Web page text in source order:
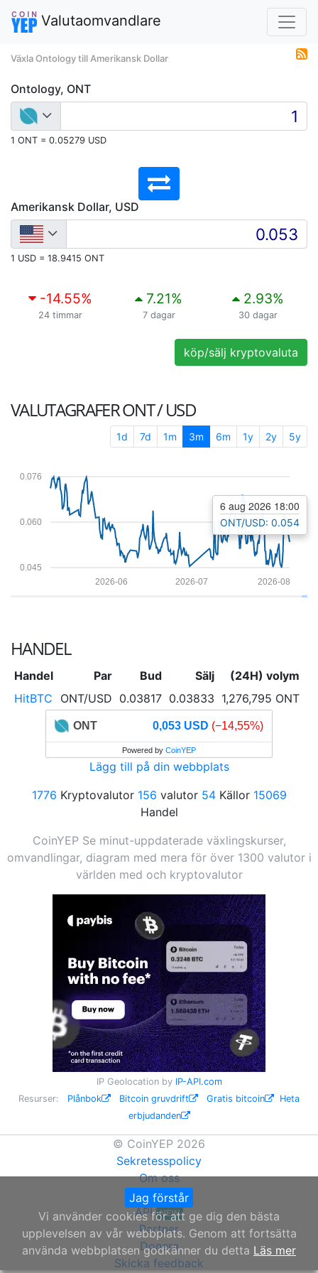
Valutaomvandlare
Växla Ontology till Amerikansk Dollar
Ontology, ONT
1 ONT = 0.05279 USD
Amerikansk Dollar, USD
1 USD = 18.9415 ONT
-14.55%
24 timmar
7.21%
7 dagar
2.93%
30 dagar
köp/sälj kryptovaluta
VALUTAGRAFERONT / USD
1d 7d 1m 3m 6m 1y 2y 5y
0.045
0.060
0.076
2026-08
2026-07
2026-06
6 aug 2026 18:00
ONT/USD: 0.054
HANDEL
Handel Par Bud Sälj (24H) volym
HitBTC
ONT/USD 0.03817 0.03833 1,276,795 ONT
ONT 0,053 USD (−14,55%)
Powered by CoinYEP
Lägg till på din webbplats
1776 Kryptovalutor 156 valutor 54Källor 15069
Handel
CoinYEP Se minut-uppdaterade växlingskurser,
omvandlingar, diagram med mera för över 1300 valutor i
världen med och kryptovalutor
IP Geolocation by IP-API.com
Resurser: Plånbok Bitcoin gruvdrift Gratis bitcoin
Heta
erbjudanden
© CoinYEP 2026
Sekretesspolicy
Om oss
Widget
API NEW
Partner
Donera
Skicka feedback
Jag förstår
Vi använder cookies för att ge dig den bästa
upplevelsen av vår webbplats. Genom att fortsätta
använda webbplatsen godkänner du detta Läs mer